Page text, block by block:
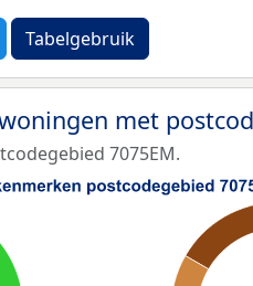
Tabelgebruik
met
7075EM.